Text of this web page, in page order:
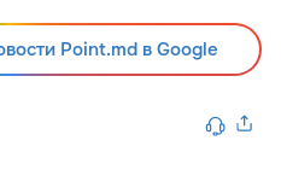
Point.md в Google